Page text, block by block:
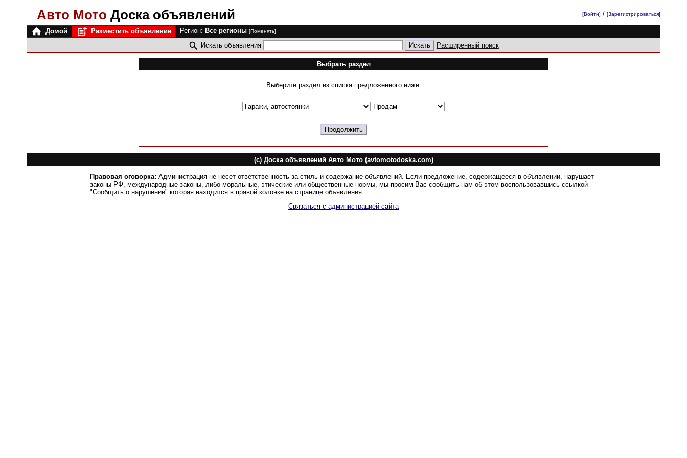
Авто Мото Доска объявлений [Войти] /[Зарегистрироваться]
Домой Разместить объявление Регион: Все регионы [Поменять]
Искать объявления Расширенный поиск
Выбрать раздел
Выберите раздел из списка предложенного ниже.
(c) Доска объявлений Авто Мото (avtomotodoska.com)
Правовая оговорка: Администрация не несет ответственность за стиль и содержание объявлений. Если предложение, содержащееся в объявлении, нарушает
законы РФ, международные законы, либо моральные, этические или общественные нормы, мы просим Вас сообщить нам об этом воспользовавшись ссылкой
"Сообщить о нарушении" которая находится в правой колонке на странице объявления.
Связаться с администрацией сайта